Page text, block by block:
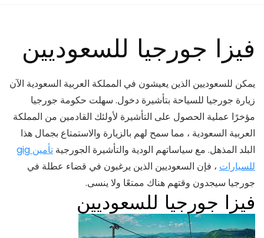
فيزا جورجيا للسعوديين
يمكن للسعوديين الذين يعيشون في المملكة العربية السعودية الآن
زيارة جورجيا للسياحة بتأشيرة دخول. سهلت حكومة جورجيا
مؤخرًا عملية الحصول على التأشيرة لأولئك القادمين من المملكة
العربية السعودية ، مما سمح لهم بالزيارة والاستمتاع بجمال هذا
البلد المذهل. مع سياساتهم الودية والتأشيرة الجورجية
تأمين gig
للسيارات ، فإن السعوديين الذين يرغبون في قضاء عطلة في
جورجيا سيجدون وقتهم هناك ممتعًا ولا ينسى.
فيزا جورجيا للسعوديين